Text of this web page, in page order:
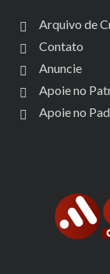
Arquivo de
Contato
Anuncie
Apoie no
Apoie no